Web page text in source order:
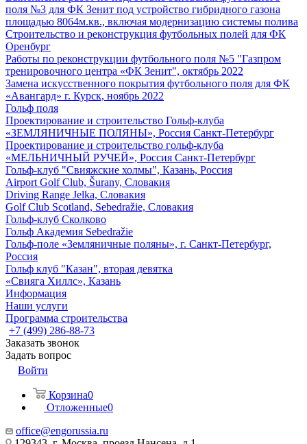
поля №3 для ФК Зенит под устройство гибридного газона
площадью 8064м.кв., включая модернизацию системы полива
Строительство и реконструкция футбольных полей для ФК
Оренбург
Работы по реконструкции футбольного поля №5 "Газпром
тренировочного центра «ФК Зенит", октябрь 2022
Замена искусственного покрытия футбольного поля для ФК
«Авангард» г. Курск, ноябрь 2022
Гольф поля
Проектирование и строительство Гольф-клуба
«ЗЕМЛЯНИЧНЫЕ ПОЛЯНЫ», Россия Санкт-Петербург
Проектирование и строительство гольф-клуба
«МЕЛЬНИЧНЫЙ РУЧЕЙ», Россия Санкт-Петербург
Гольф-клуб "Свияжские холмы", Казань, Россия
Airport Golf Club, Šurany, Словакия
Driving Range Jelka, Словакия
Golf Club Scotland, Sebedražie, Словакия
Гольф-клуб Сколково
Гольф Академия Sebedražie
Гольф-поле «Земляничные поляны», г. Санкт-Петербург,
Россия
Гольф клуб "Казан", вторая девятка
«Свияга Хиллс», Казань
Информация
Наши услуги
Программа строительства
+7 (499) 286-88-73
Заказать звонок
Задать вопрос
Войти
Корзина0
Отложенные0
office@engorussia.ru